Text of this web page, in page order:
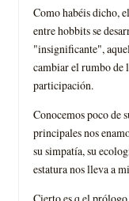
Como habéis dicho,
entre hobbits se
"insignificante",
cambiar el rumbo de
participación.
Conocemos poco de
principales nos
su simpatí­a, su
estatura nos lleva a